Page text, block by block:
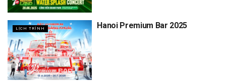
LỊCH TRÌNH Hanoi Premium Bar 2025